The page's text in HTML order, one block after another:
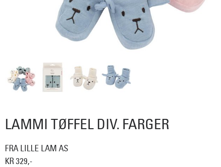
LAMMI TØFFEL DIV. FARGER
FRA LILLE LAM AS
KR 329,-